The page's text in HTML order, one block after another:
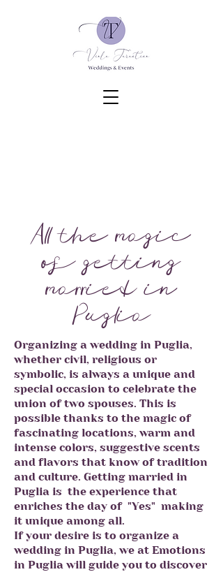
All the magic
of getting
married in
Puglia
Organizing a wedding in Puglia,
whether civil, religious or
symbolic, is always a unique and
special occasion to celebrate the
union of two spouses. This is
possible thanks to the magic of
fascinating locations, warm and
intense colors, suggestive scents
and flavors that know of tradition
and culture. Getting married in
Puglia is the experience that
enriches the day of "Yes" making
it unique among all.
If your desire is to organize a
wedding in Puglia, we at Emotions
in Puglia will guide you to discover